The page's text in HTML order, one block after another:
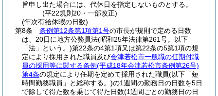
旨申し出た場合には、代休日を指定しないものとする。
(平22規則20・一部改正)
(年次有給休暇の日数)
第8条
条例第12条第1項第1号の市長が規則で定める日数
は、20日に地方公務員法(昭和25年法律第261号。以下
「法」という。)第22条の4第1項又は第22条の5第1項の規
定により採用された職員及び会津若松市一般職の任期付職
員の採用等に関する条例(平成18年会津若松市条例第26号)
第4条の規定により任期を定めて採用された職員(以下「短
時間勤務職員」と総称する。)の1週間の勤務日の日数を5日
で除して得た数を乗じて得た日数(1週間ごとの勤務日の日